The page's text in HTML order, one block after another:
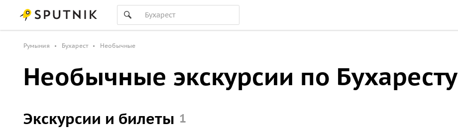
Румыния Бухарест Необычные
Необычные экскурсии по Бухаресту
Экскурсии и билеты 1